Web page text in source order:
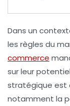
Dans un
les règles du
commerce
sur leur
stratégique est
notamment la